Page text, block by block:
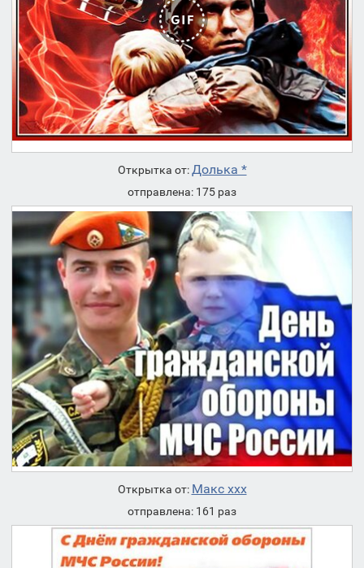
Открытка от:Долька *
отправлена: 175 раз
Открытка от: Макс ххх
отправлена: 161 раз